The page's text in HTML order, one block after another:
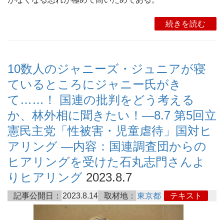
続きを読む
10数人のジャニーズ・ジュニアが寝
ているところにジャニー氏がき
て……！ 国連の批判をどう考える
か、林外相に聞きたい！―8.7 第5回立
憲民主党「性被害・児童虐待」国対ヒ
アリング ―内容：国連調査団からの
ヒアリングを受けた石丸志門さんよ
りヒアリング 2023.8.7
記事公開日： 2023.8.14 取材地： 東京都 テキスト